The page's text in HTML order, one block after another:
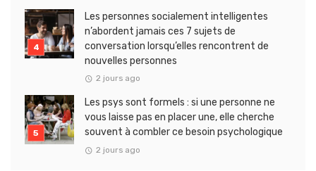
Les personnes socialement intelligentes
n’abordent jamais ces 7 sujets de
conversation lorsqu’elles rencontrent de
nouvelles personnes
2 jours ago
Les psys sont formels : si une personne ne
vous laisse pas en placer une, elle cherche
souvent à combler ce besoin psychologique
2 jours ago